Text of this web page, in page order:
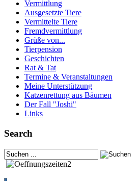
Vermittlung
Ausgesetzte Tiere
Vermittelte Tiere
Fremdvermittlung
Grüße von...
Tierpension
Geschichten
Rat & Tat
Termine & Veranstaltungen
Meine Unterstützung
Katzenrettung aus Bäumen
Der Fall "Joshi"
Links
Search